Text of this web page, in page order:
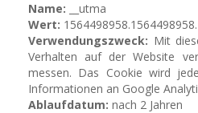
Name: __utma
Wert:
Verwendungszweck: Mit
Verhalten auf der Website
messen. Das Cookie wird
Informationen an Google
Ablaufdatum: nach 2 Jahren